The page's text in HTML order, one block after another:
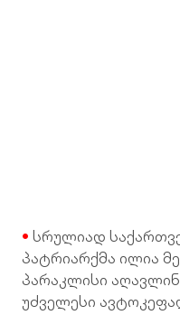
სრულიად
პატრიარქმა ილია
პარაკლისი
უძველესი